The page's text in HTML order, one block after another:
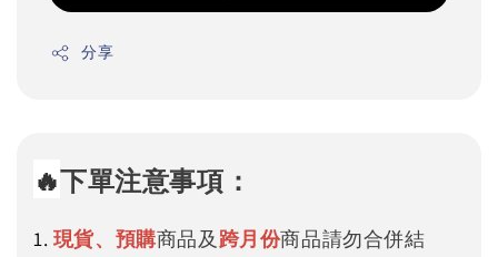
分享
🔥下單注意事項：
1. 現貨、預購商品及 跨月份商品請勿合併結